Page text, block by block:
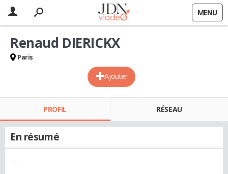
MENU
Ajouter
Renaud DIERICKX
Paris
PROFIL RÉSEAU
En résumé
----